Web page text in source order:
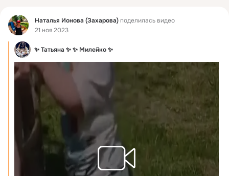
Фид Наталья Ионова (Захарова)поделилась видео
21 ноя 2023
✨ Татьяна ✨ ✨ Милейко ✨